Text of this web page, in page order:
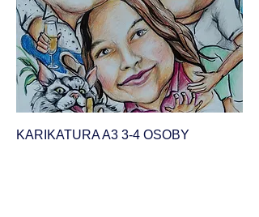
KARIKATURA A3 3-4 OSOBY